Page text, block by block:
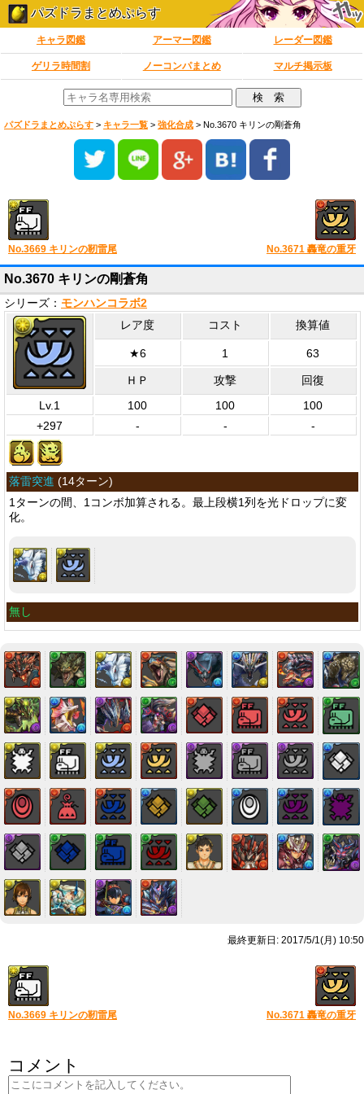
パズドラまとめぷらす
キャラ図鑑 アーマー図鑑 レーダー図鑑
ゲリラ時間割 ノーコンパまとめ マルチ掲示板
パズドラまとめぷらす > キャラ一覧 > 強化合成 > No.3670 キリンの剛蒼角
No.3669 キリンの靭雷尾 No.3671 轟竜の重牙
No.3670 キリンの剛蒼角
シリーズ： モンハンコラボ2
レア度 コスト 換算値
★6 1 63
ＨＰ 攻撃
回復
Lv.1
100 100
100
+297
- - -
落雷突進 (14ターン)
1ターンの間、1コンボ加算される。最上段横1列を光ドロップに変
化。
無し
最終更新日: 2017/5/1(月) 10:50
No.3669 キリンの靭雷尾 No.3671 轟竜の重牙
コメント